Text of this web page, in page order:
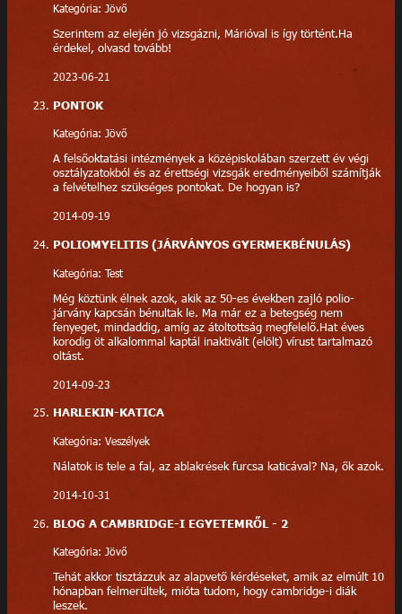
Kategória: Jövő
Szerintem az elején jó vizsgázni, Márióval is így történt.Ha
érdekel, olvasd tovább!
2023-06-21
PONTOK
Kategória: Jövő
A felsőoktatási intézmények a középiskolában szerzett év végi
osztályzatokból és az érettségi vizsgák eredményeiből számítják
a felvételhez szükséges pontokat. De hogyan is?
2014-09-19
POLIOMYELITIS (JÁRVÁNYOS GYERMEKBÉNULÁS)
Kategória: Test
Még köztünk élnek azok, akik az 50-es években zajló polio-
járvány kapcsán bénultak le. Ma már ez a betegség nem
fenyeget, mindaddig, amíg az átoltottság megfelelő.Hat éves
korodig öt alkalommal kaptál inaktivált (elölt) vírust tartalmazó
oltást.
2014-09-23
HARLEKIN-KATICA
Kategória: Veszélyek
Nálatok is tele a fal, az ablakrések furcsa katicával? Na, ők azok.
2014-10-31
BLOG A CAMBRIDGE-I EGYETEMRŐL - 2
Kategória: Jövő
Tehát akkor tisztázzuk az alapvető kérdéseket, amik az elmúlt 10
hónapban felmerültek, mióta tudom, hogy cambridge-i diák
leszek.